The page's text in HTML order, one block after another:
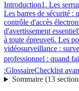
Introduction1. Les
Les barres de sécurité :
contrôle d'accès
d'avertissement essentiel
à toute épreuve6. Les
vidéosurveillance :
professionnel : quand
:GlossaireChecklist
Sommaire(13